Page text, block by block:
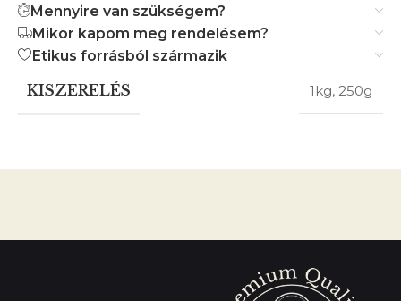
Mennyire van szükségem?
Mikor kapom meg rendelésem?
Etikus forrásból származik
KISZERELÉS 1kg, 250g